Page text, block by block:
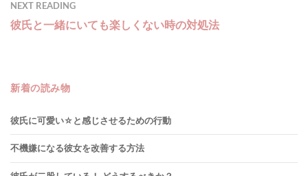
NEXT READING
彼氏と一緒にいても楽しくない時の対処法
新着の読み物
彼氏に可愛い☆と感じさせるための行動
不機嫌になる彼女を改善する方法